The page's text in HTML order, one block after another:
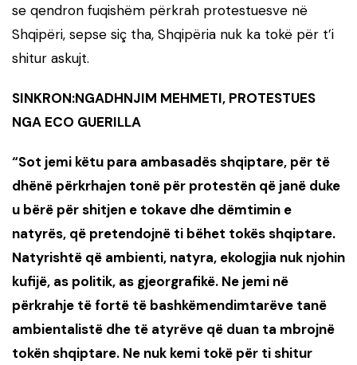
se qendron fuqishëm përkrah protestuesve në
Shqipëri, sepse siç tha, Shqipëria nuk ka tokë për t’i
shitur askujt.
SINKRON:NGADHNJIM MEHMETI, PROTESTUES
NGA ECO GUERILLA
“Sot jemi këtu para ambasadës shqiptare, për të
dhënë përkrhajen tonë për protestën që janë duke
u bërë për shitjen e tokave dhe dëmtimin e
natyrës, që pretendojnë ti bëhet tokës shqiptare.
Natyrishtë që ambienti, natyra, ekologjia nuk njohin
kufijë, as politik, as gjeorgrafikë. Ne jemi në
përkrahje të fortë të bashkëmendimtarëve tanë
ambientalistë dhe të atyrëve që duan ta mbrojnë
tokën shqiptare. Ne nuk kemi tokë për ti shitur